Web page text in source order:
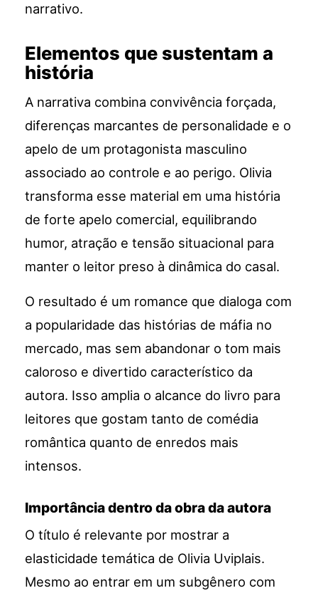
narrativo.
Elementos que sustentam a
história
A narrativa combina convivência forçada,
diferenças marcantes de personalidade e o
apelo de um protagonista masculino
associado ao controle e ao perigo. Olivia
transforma esse material em uma história
de forte apelo comercial, equilibrando
humor, atração e tensão situacional para
manter o leitor preso à dinâmica do casal.
O resultado é um romance que dialoga com
a popularidade das histórias de máfia no
mercado, mas sem abandonar o tom mais
caloroso e divertido característico da
autora. Isso amplia o alcance do livro para
leitores que gostam tanto de comédia
romântica quanto de enredos mais
intensos.
Importância dentro da obra da autora
O título é relevante por mostrar a
elasticidade temática de Olivia Uviplais.
Mesmo ao entrar em um subgênero com